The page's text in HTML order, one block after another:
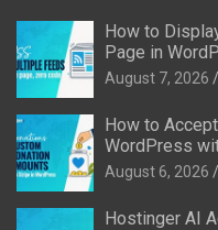
How to
Page in
August 7, 2026
How to
WordPress
August 6, 2026
Hostinger AI